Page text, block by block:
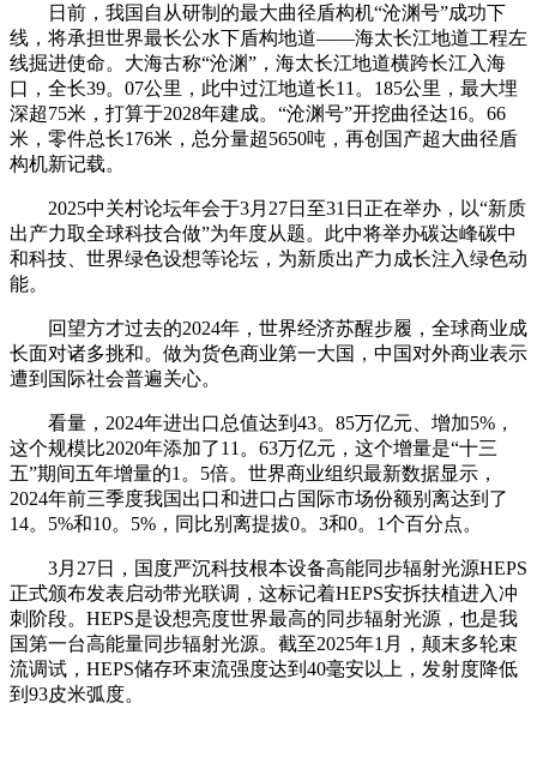
日前，我国自从研制的最大曲径盾构机“沧渊号”成功下
线，将承担世界最长公水下盾构地道——海太长江地道工程左
线掘进使命。大海古称“沧渊”，海太长江地道横跨长江入海
口，全长39。07公里，此中过江地道长11。185公里，最大埋
深超75米，打算于2028年建成。“沧渊号”开挖曲径达16。66
米，零件总长176米，总分量超5650吨，再创国产超大曲径盾
构机新记载。
2025中关村论坛年会于3月27日至31日正在举办，以“新质
出产力取全球科技合做”为年度从题。此中将举办碳达峰碳中
和科技、世界绿色设想等论坛，为新质出产力成长注入绿色动
能。
回望方才过去的2024年，世界经济苏醒步履，全球商业成
长面对诸多挑和。做为货色商业第一大国，中国对外商业表示
遭到国际社会普遍关心。
看量，2024年进出口总值达到43。85万亿元、增加5%，
这个规模比2020年添加了11。63万亿元，这个增量是“十三
五”期间五年增量的1。5倍。世界商业组织最新数据显示，
2024年前三季度我国出口和进口占国际市场份额别离达到了
14。5%和10。5%，同比别离提拔0。3和0。1个百分点。
3月27日，国度严沉科技根本设备高能同步辐射光源HEPS
正式颁布发表启动带光联调，这标记着HEPS安拆扶植进入冲
刺阶段。HEPS是设想亮度世界最高的同步辐射光源，也是我
国第一台高能量同步辐射光源。截至2025年1月，颠末多轮束
流调试，HEPS储存环束流强度达到40毫安以上，发射度降低
到93皮米弧度。